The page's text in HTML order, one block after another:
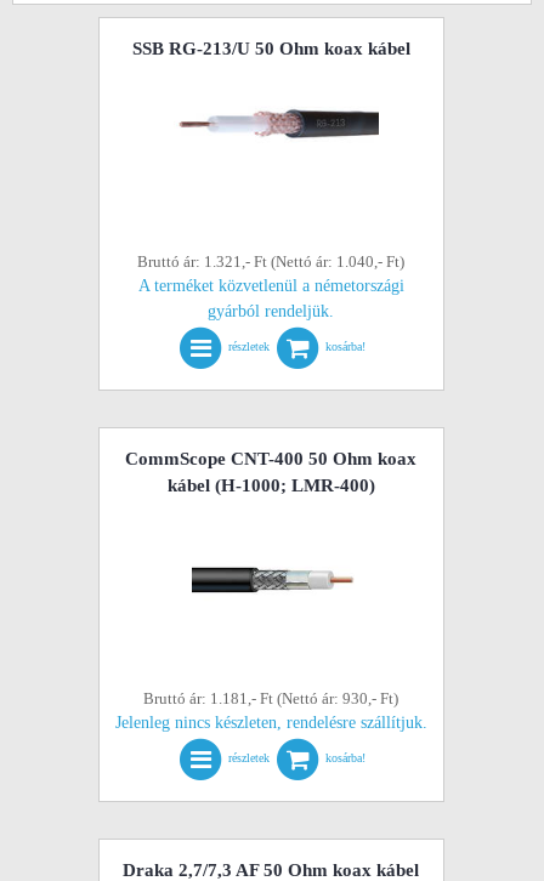
SSB RG-213/U 50 Ohm koax kábel
Bruttó ár: 1.321,- Ft (Nettó ár: 1.040,- Ft)
A terméket közvetlenül a németországi
gyárból rendeljük.
részletek kosárba!
CommScope CNT-400 50 Ohm koax
kábel (H-1000; LMR-400)
Bruttó ár: 1.181,- Ft (Nettó ár: 930,- Ft)
Jelenleg nincs készleten, rendelésre szállítjuk.
részletek kosárba!
Draka 2,7/7,3 AF 50 Ohm koax kábel